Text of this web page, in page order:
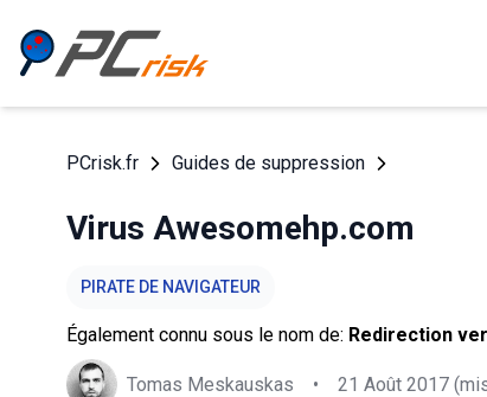
PCrisk.fr Guides de suppression
Virus Awesomehp.com
PIRATE DE NAVIGATEUR
Également connu sous le nom de: Redirection
Tomas Meskauskas • 21 Août 2017